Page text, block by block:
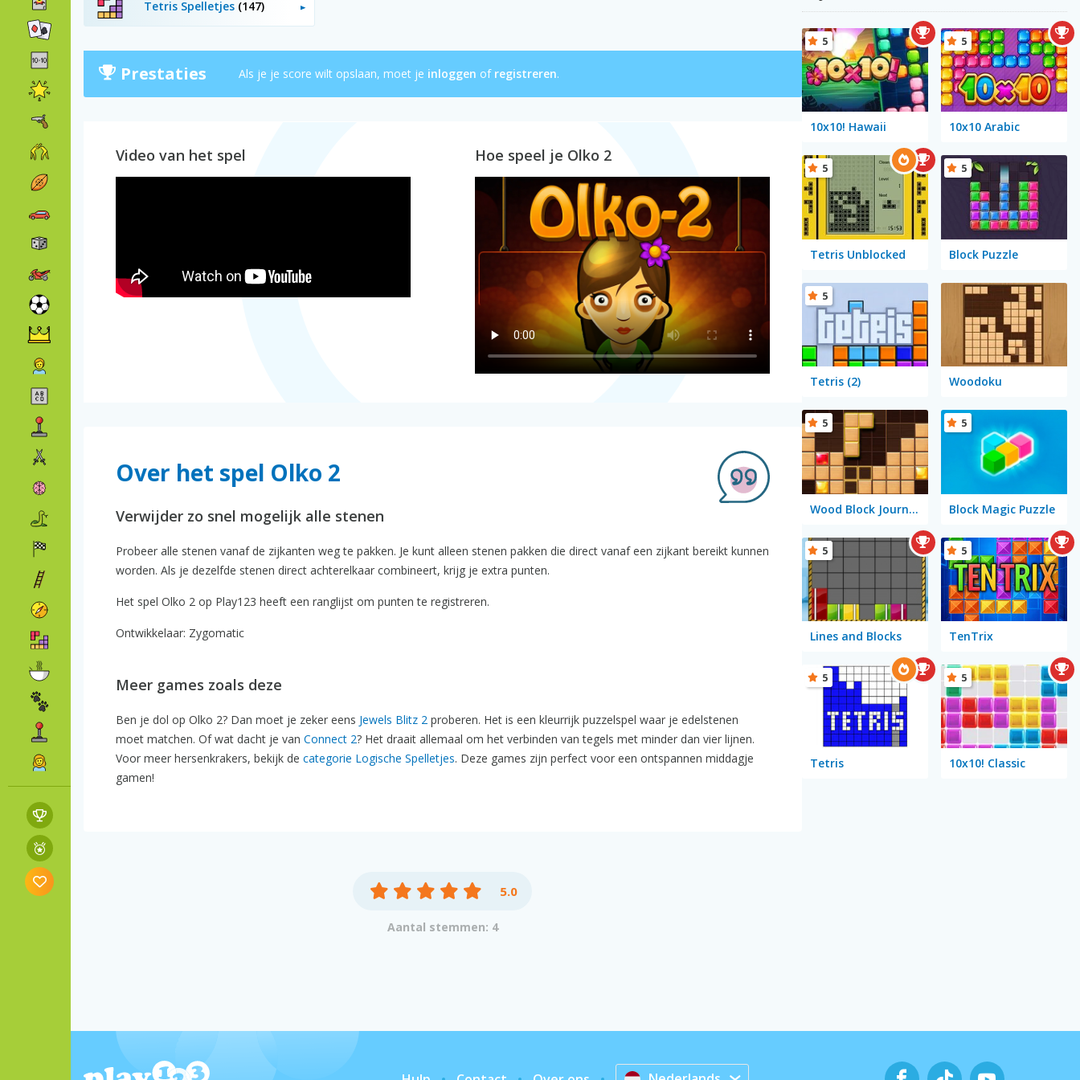
Tetris Spelletjes (147)
Prestaties Als je je score wilt opslaan, moet je inloggen of registreren.
Video van het spel Hoe speel je Olko 2
Over het spel Olko 2
Verwijder zo snel mogelijk alle stenen
Probeer alle stenen vanaf de zijkanten weg te pakken. Je kunt alleen stenen pakken die direct vanaf een zijkant bereikt kunnen
worden. Als je dezelfde stenen direct achterelkaar combineert, krijg je extra punten.
Het spel Olko 2 op Play123 heeft een ranglijst om punten te registreren.
Ontwikkelaar: Zygomatic
Meer games zoals deze
Ben je dol op Olko 2? Dan moet je zeker eens Jewels Blitz 2 proberen. Het is een kleurrijk puzzelspel waar je edelstenen
moet matchen. Of wat dacht je van Connect 2? Het draait allemaal om het verbinden van tegels met minder dan vier lijnen.
Voor meer hersenkrakers, bekijk de categorie Logische Spelletjes. Deze games zijn perfect voor een ontspannen middagje
gamen!
5.0
Aantal stemmen: 4
10x10! Hawaii
5
10x10 Arabic
5
Tetris Unblocked
5
Block Puzzle
5
Tetris (2)
5
Woodoku
Wood Block Journey
5
Block Magic Puzzle
5
Lines and Blocks
5
TenTrix
5
Tetris
5
10x10! Classic
5